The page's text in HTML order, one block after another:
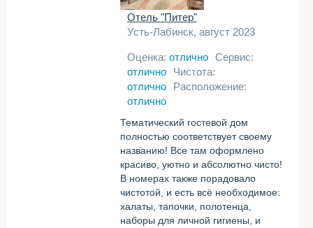
Отель "Питер"
Усть-Лабинск, август 2023
Оценка: отлично Сервис:
отлично
Чистота:
отлично
Расположение:
отлично
Тематический гостевой дом
полностью соответствует своему
названию! Все там оформлено
красиво, уютно и абсолютно чисто!
В номерах также порадовало
чистотой, и есть всё необходимое:
халаты, тапочки, полотенца,
наборы для личной гигиены, и